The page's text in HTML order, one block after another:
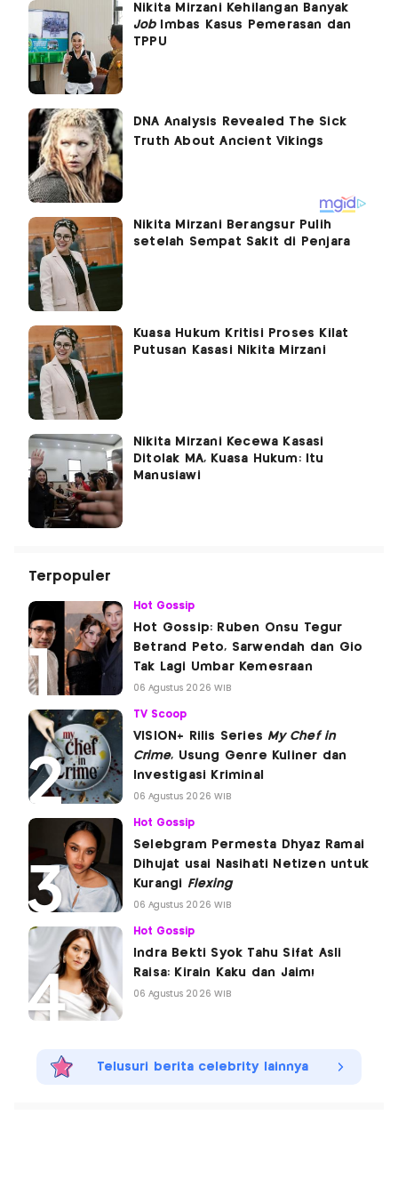
Nikita Mirzani Kehilangan Banyak
JobImbas Kasus Pemerasan dan
TPPU
Nikita Mirzani Berangsur Pulih
setelah Sempat Sakit di Penjara
Kuasa Hukum Kritisi Proses Kilat
Putusan Kasasi Nikita Mirzani
Nikita Mirzani Kecewa Kasasi
Ditolak MA, Kuasa Hukum: Itu
Manusiawi
Terpopuler
Hot Gossip
Hot Gossip: Ruben Onsu Tegur
Betrand Peto, Sarwendah dan Gio
Tak Lagi Umbar Kemesraan
06 Agustus 2026 WIB
TV Scoop
VISION+ Rilis Series My Chef in
Crime, Usung Genre Kuliner dan
Investigasi Kriminal
06 Agustus 2026 WIB
Hot Gossip
Selebgram Permesta Dhyaz Ramai
Dihujat usai Nasihati Netizen untuk
Kurangi Flexing
06 Agustus 2026 WIB
Hot Gossip
Indra Bekti Syok Tahu Sifat Asli
Raisa: Kirain Kaku dan Jaim!
06 Agustus 2026 WIB
Telusuri berita celebrity lainnya